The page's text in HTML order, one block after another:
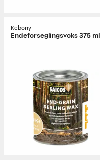
Kebony
Endeforseglingsvoks 375 ml